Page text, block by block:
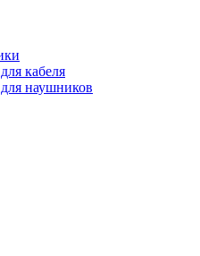
кабеля
наушников